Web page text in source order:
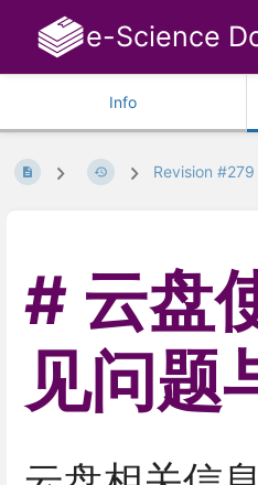
e-Science
Info
Revision
云盘
见问题